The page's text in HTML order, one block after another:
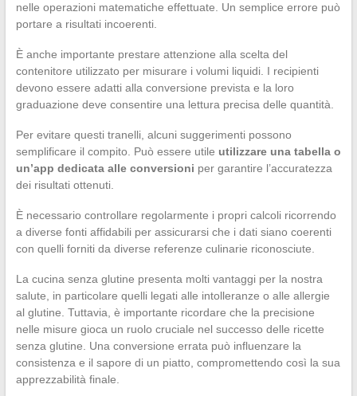
nelle operazioni matematiche effettuate. Un semplice errore può
portare a risultati incoerenti.
È anche importante prestare attenzione alla scelta del
contenitore utilizzato per misurare i volumi liquidi. I recipienti
devono essere adatti alla conversione prevista e la loro
graduazione deve consentire una lettura precisa delle quantità.
Per evitare questi tranelli, alcuni suggerimenti possono
semplificare il compito. Può essere utile utilizzare una tabella o
un’app dedicata alle conversioni per garantire l’accuratezza
dei risultati ottenuti.
È necessario controllare regolarmente i propri calcoli ricorrendo
a diverse fonti affidabili per assicurarsi che i dati siano coerenti
con quelli forniti da diverse referenze culinarie riconosciute.
La cucina senza glutine presenta molti vantaggi per la nostra
salute, in particolare quelli legati alle intolleranze o alle allergie
al glutine. Tuttavia, è importante ricordare che la precisione
nelle misure gioca un ruolo cruciale nel successo delle ricette
senza glutine. Una conversione errata può influenzare la
consistenza e il sapore di un piatto, compromettendo così la sua
apprezzabilità finale.